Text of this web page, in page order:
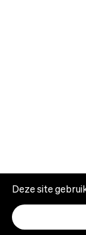
Deze site